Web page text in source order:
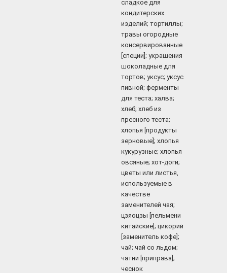
сладкое для
кондитерских
изделий; тортиллы;
травы огородные
консервированные
[специи]; украшения
шоколадные для
тортов; уксус; уксус
пивной; ферменты
для теста; халва;
хлеб; хлеб из
пресного теста;
хлопья [продукты
зерновые]; хлопья
кукурузные; хлопья
овсяные; хот-доги;
цветы или листья,
используемые в
качестве
заменителей чая;
цзяоцзы [пельмени
китайские]; цикорий
[заменитель кофе];
чай; чай со льдом;
чатни [приправа];
чеснок